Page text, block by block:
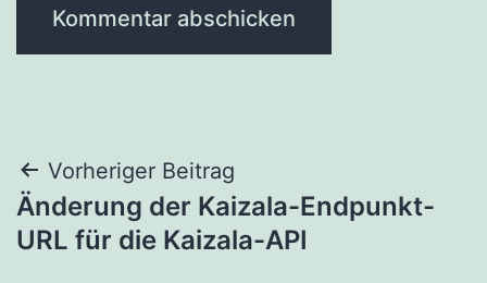
Beitragsnavigation
Vorheriger Beitrag
Änderung der Kaizala-Endpunkt-
URL für die Kaizala-API